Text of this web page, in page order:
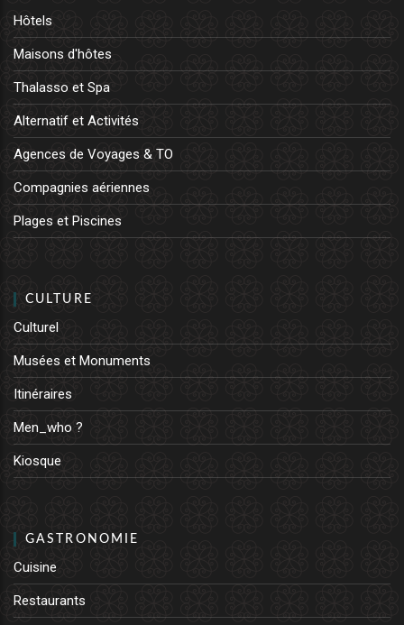
Hôtels
Maisons d'hôtes
Thalasso et Spa
Alternatif et Activités
Agences de Voyages & TO
Compagnies aériennes
Plages et Piscines
CULTURE
Culturel
Musées et Monuments
Itinéraires
Men_who ?
Kiosque
GASTRONOMIE
Cuisine
Restaurants